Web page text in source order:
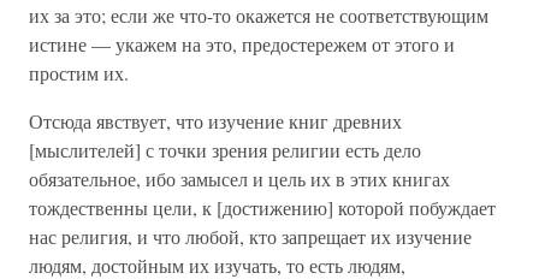
их за это; если же что-то окажется не соответствующим
истине — укажем на это, предостережем от этого и
простим их.
Отсюда явствует, что изучение книг древних
[мыслителей] с точки зрения религии есть дело
обязательное, ибо замысел и цель их в этих книгах
тождественны цели, к [достижению] которой побуждает
нас религия, и что любой, кто запрещает их изучение
людям, достойным их изучать, то есть людям,